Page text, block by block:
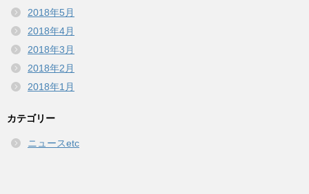
2018年5月
2018年4月
2018年3月
2018年2月
2018年1月
カテゴリー
ニュースetc